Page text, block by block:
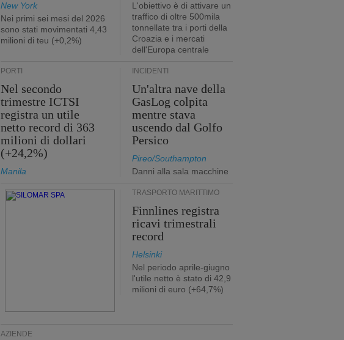
New York
Nei primi sei mesi del 2026
sono stati movimentati 4,43
milioni di teu (+0,2%)
L'obiettivo è di attivare un
traffico di oltre 500mila
tonnellate tra i porti della
Croazia e i mercati
dell'Europa centrale
PORTI
Nel secondo
trimestre ICTSI
registra un utile
netto record di 363
milioni di dollari
(+24,2%)
Manila
INCIDENTI
Un'altra nave della
GasLog colpita
mentre stava
uscendo dal Golfo
Persico
Pireo/Southampton
Danni alla sala macchine
TRASPORTO MARITTIMO
Finnlines registra
ricavi trimestrali
record
Helsinki
Nel periodo aprile-giugno
l'utile netto è stato di 42,9
milioni di euro (+64,7%)
AZIENDE